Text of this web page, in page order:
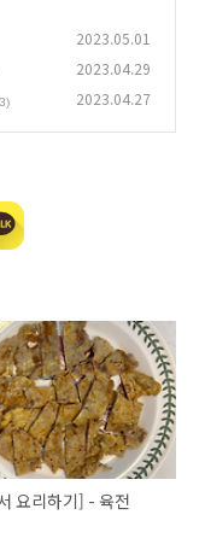
2023.05.01
2023.04.29
2023.04.27
요리하기] - 육전